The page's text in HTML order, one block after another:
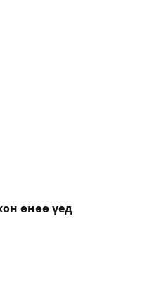
өнөө үед